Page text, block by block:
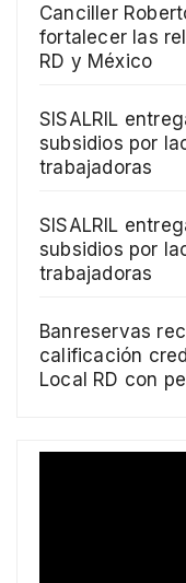
Canciller
fortalecer las
RD y México
SISALRIL
subsidios por
trabajadoras
SISALRIL
subsidios por
trabajadoras
Banreservas
calificación
Local RD con